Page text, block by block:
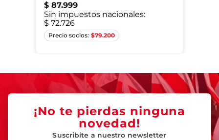
$ 87.999
Sin impuestos nacionales:
$ 72.726
$79.200
¡No te pierdas ninguna
novedad!
Suscribíte a nuestro newsletter